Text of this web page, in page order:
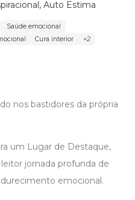
, Auto Estima
Saúde emocional
Cura interior +2
nos bastidores da própria
um Lugar de Destaque,
jornada profunda de
emocional.